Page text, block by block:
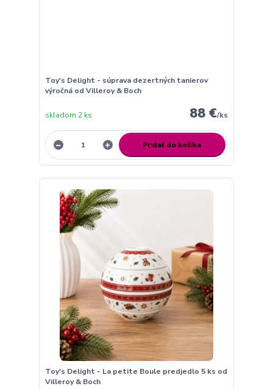
Toy's Delight - súprava dezertných tanierov
výročná od Villeroy & Boch
88 €/ks
skladom 2 ks
Pridať do košíka
Toy's Delight - La petite Boule predjedlo 5 ks od
Villeroy & Boch